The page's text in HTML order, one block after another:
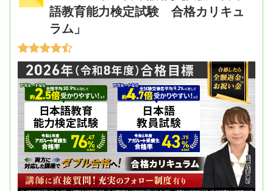
語教育能力検定試験 合格カリキュ
ラム」